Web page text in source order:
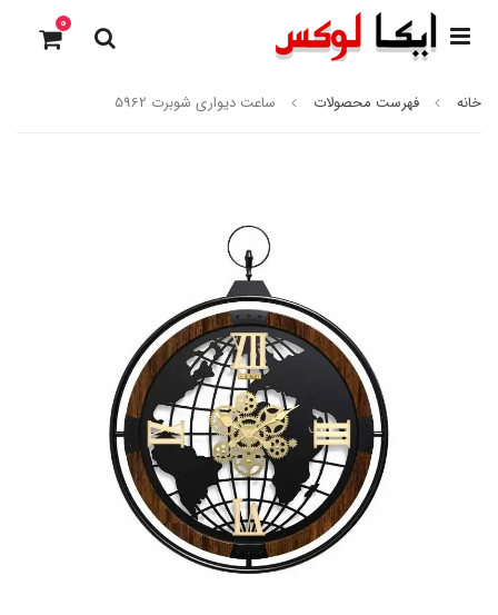
0
خانه فهرست محصولات ساعت دیواری شوبرت 5962